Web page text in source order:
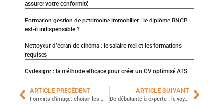
assurer votre conformité
Formation gestion de patrimoine immobilier : le diplôme RNCP
est-il indispensable ?
Nettoyeur d’écran de cinéma : le salaire réel et les formations
requises
Cvdesignr : la méthode efficace pour créer un CV optimisé ATS
ARTICLE PRÉCÉDENT
Formats d’image: choisir les meilleures extensions en un clin d’œil
ARTICLE SUIVANT
De débutante à experte : le voyage salarial d’une hôtesse de l’air fascinante